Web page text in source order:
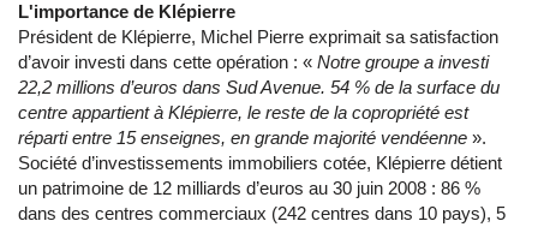
L'importance de Klépierre
Président de Klépierre, Michel Pierre exprimait sa satisfaction
d’avoir investi dans cette opération : « Notre groupe a investi
22,2 millions d’euros dans Sud Avenue. 54 % de la surface du
centre appartient à Klépierre, le reste de la copropriété est
réparti entre 15 enseignes, en grande majorité vendéenne ».
Société d’investissements immobiliers cotée, Klépierre détient
un patrimoine de 12 milliards d’euros au 30 juin 2008 : 86 %
dans des centres commerciaux (242 centres dans 10 pays), 5